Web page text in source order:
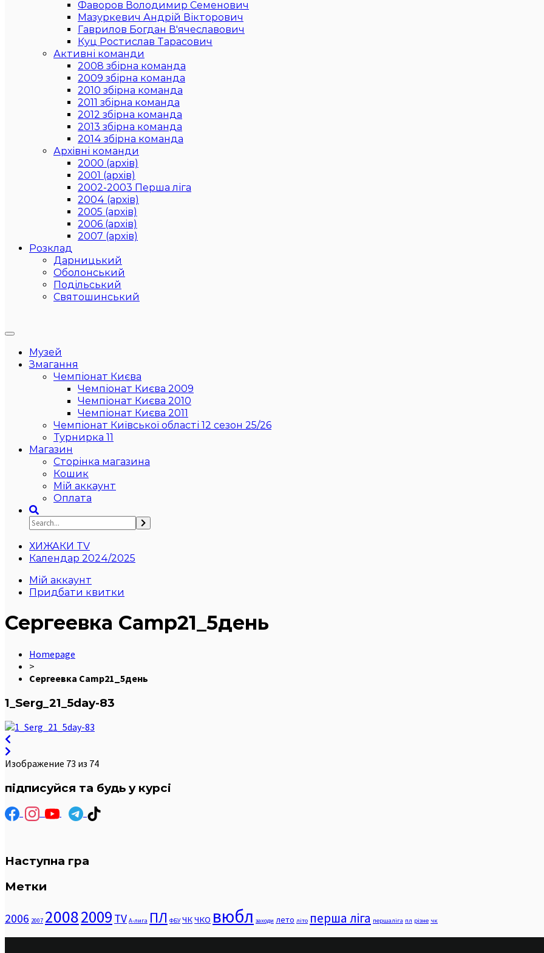
Фаворов Володимир Семенович
Мазуркевич Андрій Вікторович
Гаврилов Богдан В'ячеславович
Куц Ростислав Тарасович
Активні команди
2008 збірна команда
2009 збірна команда
2010 збірна команда
2011 збірна команда
2012 збірна команда
2013 збірна команда
2014 збірна команда
Архівні команди
2000 (архів)
2001 (архів)
2002-2003 Перша ліга
2004 (архів)
2005 (архів)
2006 (архів)
2007 (архів)
Розклад
Дарницький
Оболонський
Подільський
Святошинський
Музей
Змагання
Чемпіонат Києва
Чемпіонат Києва 2009
Чемпіонат Києва 2010
Чемпіонат Києва 2011
Чемпіонат Київської області 12 сезон 25/26
Турнирка 11
Магазин
Сторінка магазина
Кошик
Мій аккаунт
Оплата
ХИЖАКИ TV
Календар 2024/2025
Мій аккаунт
Придбати квитки
Сергеевка Camp21_5день
Homepage
>
Сергеевка Camp21_5день
1_Serg_21_5day-83
Изображение 73 из 74
підписуйся та будь у курсі
Наступна гра
Метки
2006 2007 20082009 TV А-лига ПЛ ФБУ ЧКЧКО вюбл заходи лето літо перша ліга першаліга пл різне чк